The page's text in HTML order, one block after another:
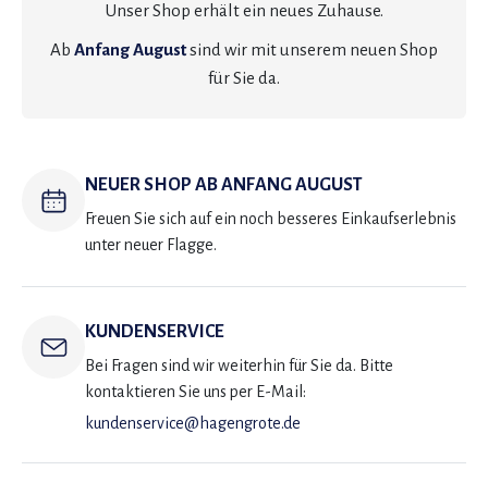
Unser Shop erhält ein neues Zuhause.
Ab Anfang Augustsind wir mit unserem neuen Shop
für Sie da.
NEUER SHOP AB ANFANG AUGUST
Freuen Sie sich auf ein noch besseres Einkaufserlebnis
unter neuer Flagge.
KUNDENSERVICE
Bei Fragen sind wir weiterhin für Sie da. Bitte
kontaktieren Sie uns per E-Mail:
kundenservice@hagengrote.de